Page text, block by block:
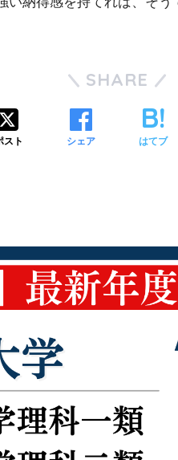
SHARE
スト シェア はてブ